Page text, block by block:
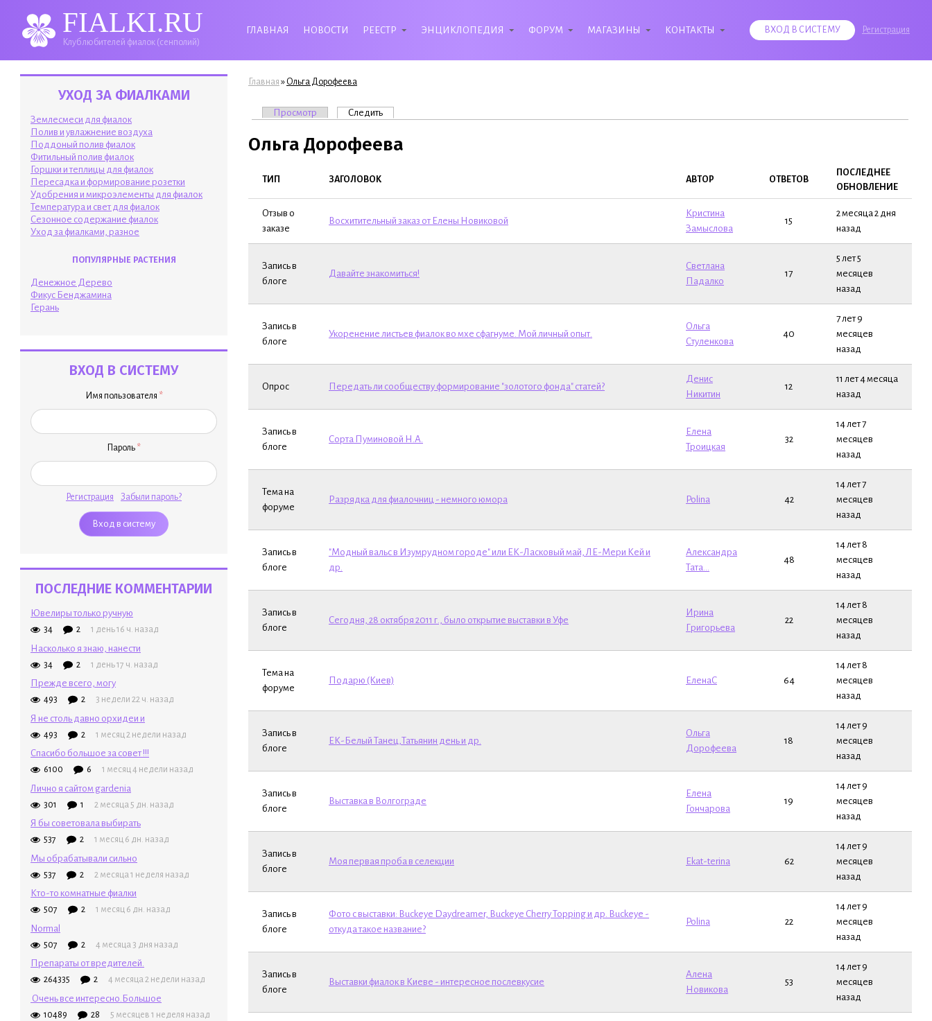
FIALKI.RU
Клуб любителей фиалок (сенполий)
ГЛАВНАЯ НОВОСТИ РЕЕСТР ЭНЦИКЛОПЕДИЯ ФОРУМ МАГАЗИНЫ КОНТАКТЫ ВХОД В СИСТЕМУ Регистрация
УХОД ЗА ФИАЛКАМИ
Землесмеси для фиалок
Полив и увлажнение воздуха
Поддоный полив фиалок
Фитильный полив фиалок
Горшки и теплицы для фиалок
Пересадка и формирование розетки
Удобрения и микроэлементы для фиалок
Температура и свет для фиалок
Сезонное содержание фиалок
Уход за фиалками, разное
ПОПУЛЯРНЫЕ РАСТЕНИЯ
Денежное Дерево
Фикус Бенджамина
Герань
ВХОД В СИСТЕМУ
Имя пользователя *
Пароль *
Регистрация Забыли пароль?
ПОСЛЕДНИЕ КОММЕНТАРИИ
Ювелиры только ручную
34 2 1 день 16 ч. назад
Насколько я знаю, нанести
34 2 1 день 17 ч. назад
Прежде всего, могу
493 2 3 недели 22 ч. назад
Я не столь давно орхидеи и
493 2 1 месяц 2 недели назад
Спасибо большое за совет !!!
6100 6 1 месяц 4 недели назад
Лично я сайтом gardenia
301 1 2 месяца 5 дн. назад
Я бы советовала выбирать
537 2 1 месяц 6 дн. назад
Мы обрабатывали сильно
537 2 2 месяца 1 неделя назад
Кто-то комнатные фиалки
507 2 1 месяц 6 дн. назад
Normal
507 2 4 месяца 3 дня назад
Препараты от вредителей.
264335 2 4 месяца 2 недели назад
Очень все интересно.Большое
10489 28 5 месяцев 1 неделя назад
Вы здесь
Главная » Ольга Дорофеева
Главные вкладки
Просмотр Следить(активная вкладка)
Ольга Дорофеева
ТИП ЗАГОЛОВОК АВТОР ОТВЕТОВ
ПОСЛЕДНЕЕ
ОБНОВЛЕНИЕ
Отзыв о
заказе
Восхитительный заказ от Елены Новиковой
Кристина
Замыслова
15
2 месяца 2 дня
назад
Запись в
блоге
Давайте знакомиться!
Светлана
Падалко
17
5 лет 5
месяцев
назад
Запись в
блоге
Укоренение листьев фиалок во мхе сфагнуме. Мой личный опыт.
Ольга
Стуленкова
40
7 лет 9
месяцев
назад
Опрос Передать ли сообществу формирование "золотого фонда" статей?
Денис
Никитин
12
11 лет 4 месяца
назад
Запись в
блоге
Сорта Пуминовой Н.А.
Елена
Троицкая
32
14 лет 7
месяцев
назад
Тема на
форуме
Разрядка для фиалочниц - немного юмора Polina 42
14 лет 7
месяцев
назад
Запись в
блоге
"Модный вальс в Изумрудном городе" или ЕК-Ласковый май, ЛЕ-Мери Кей и
др.
Александра
Тата...
48
14 лет 8
месяцев
назад
Запись в
блоге
Сегодня, 28 октября 2011 г., было открытие выставки в Уфе
Ирина
Григорьева
22
14 лет 8
месяцев
назад
Тема на
форуме
Подарю (Киев) ЕленаС 64
14 лет 8
месяцев
назад
Запись в
блоге
ЕК-Белый Танец,Татьянин день и др.
Ольга
Дорофеева
18
14 лет 9
месяцев
назад
Запись в
блоге
Выставка в Волгограде
Елена
Гончарова
19
14 лет 9
месяцев
назад
Запись в
блоге
Моя первая проба в селекции Ekat-terina 62
14 лет 9
месяцев
назад
Запись в
блоге
Фото с выставки: Buckeye Daydreamer, Buckeye Cherry Topping и др. Buckeye -
откуда такое название?
Polina 22
14 лет 9
месяцев
назад
Запись в
блоге
Выставки фиалок в Киеве - интересное послевкусие
Алена
Новикова
53
14 лет 9
месяцев
назад